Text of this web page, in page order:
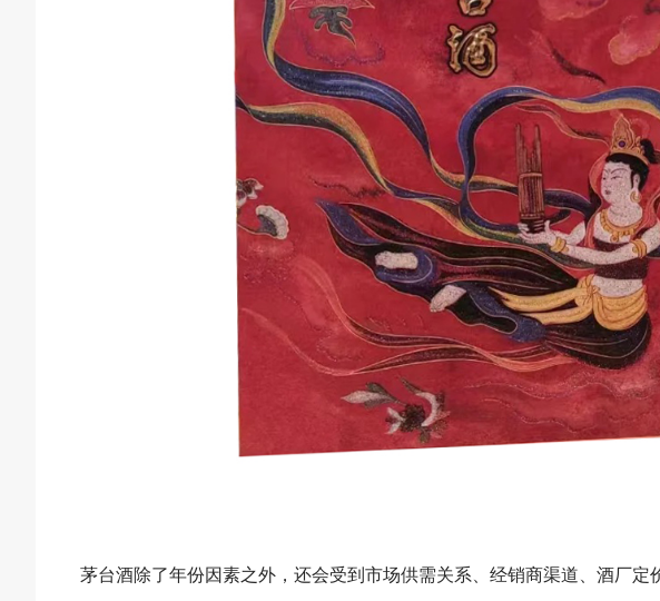
茅台酒除了年份因素之外，还会受到市场供需关系、经销商渠道、酒厂定